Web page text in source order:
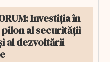
Investiția în
pilon al securității
al dezvoltării